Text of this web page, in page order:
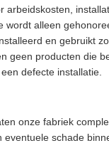
arbeidskosten,
wordt alleen
en gebruikt
geen producten die
defecte installatie.
onze fabriek
eventuele schade